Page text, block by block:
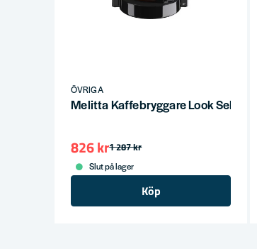
ÖVRIGA
Melitta Kaffebryggare Look
1 287 kr
826 kr
Slut på lager
Köp